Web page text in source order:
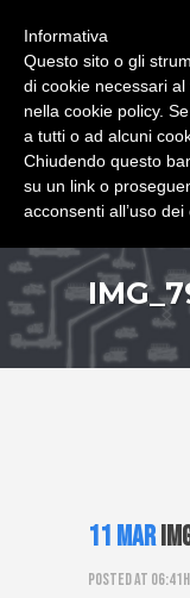
11 Mar
Posted at 06:41h
Informativa
Questo sito o gli
di cookie necessari
nella cookie policy.
a tutti o ad alcuni
Chiudendo questo
su un link o
acconsenti all’uso dei